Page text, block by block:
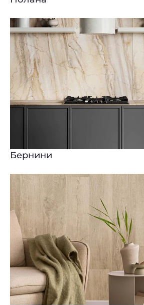
Бернини